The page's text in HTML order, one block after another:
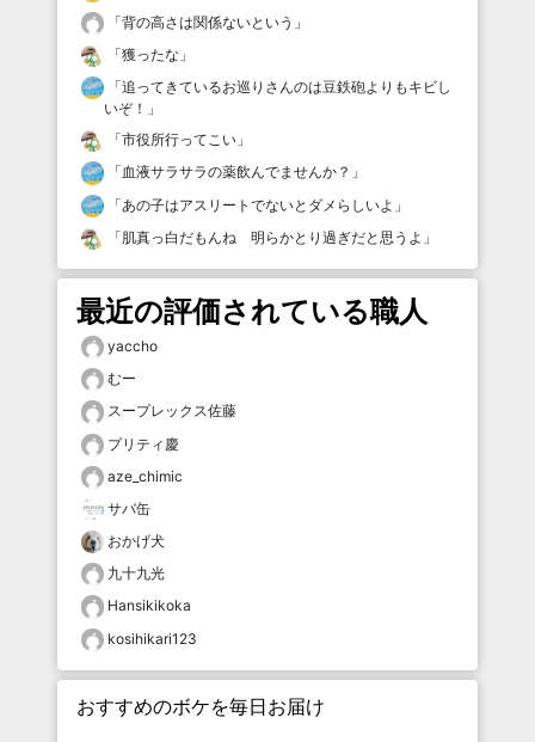
「背の高さは関係ないという 」
「獲ったな 」
「追ってきているお巡りさんのは豆鉄砲よりもキビし
いぞ！ 」
「市役所行ってこい 」
「血液サラサラの薬飲んでませんか？ 」
「あの子はアスリートでないとダメらしいよ 」
「肌真っ白だもんね 明らかとり過ぎだと思うよ 」
最近の評価されている職人
yaccho
むー
スープレックス佐藤
プリティ慶
aze_chimic
サバ缶
おかげ犬
九十九光
Hansikikoka
kosihikari123
おすすめのボケを毎日お届け